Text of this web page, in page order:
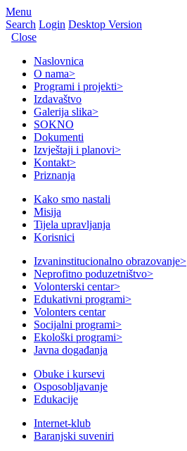
Menu
Search Login Desktop Version
Close
Naslovnica
O nama>
Programi i projekti>
Izdavaštvo
Galerija slika>
SOKNO
Dokumenti
Izvještaji i planovi>
Kontakt>
Priznanja
Kako smo nastali
Misija
Tijela upravljanja
Korisnici
Izvaninstitucionalno obrazovanje>
Neprofitno poduzetništvo>
Volonterski centar>
Edukativni programi>
Volonters centar
Socijalni programi>
Ekološki programi>
Javna događanja
Obuke i kursevi
Osposobljavanje
Edukacije
Internet-klub
Baranjski suveniri